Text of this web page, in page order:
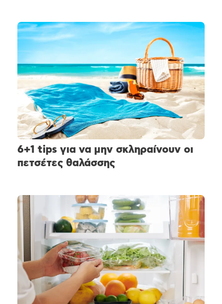
6+1 tips για να μην σκληραίνουν οι
πετσέτες θαλάσσης